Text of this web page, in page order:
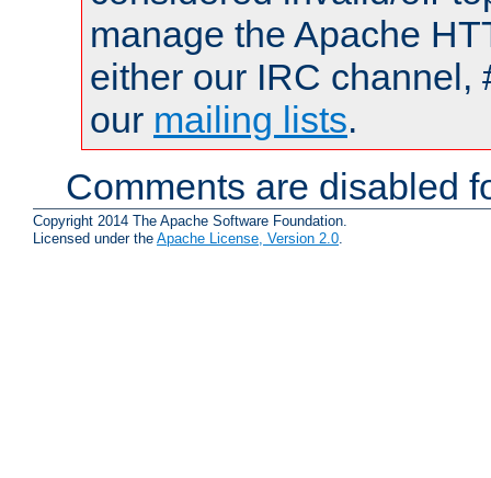
manage the Apache
either our IRC channel,
our mailing lists.
Comments are disabled
Copyright 2014 The Apache Software Foundation.
Licensed under the Apache License, Version 2.0.